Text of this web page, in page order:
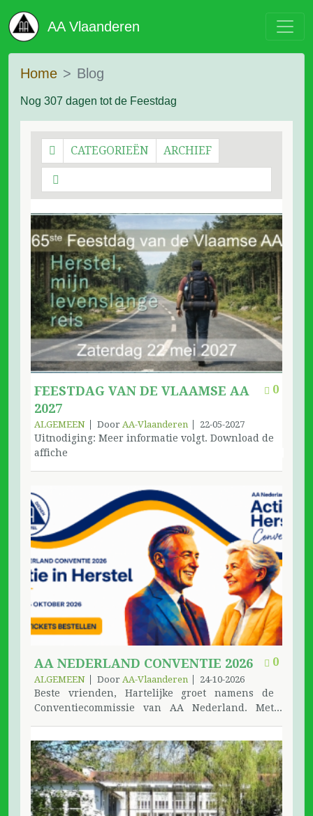
AA Vlaanderen
Home Blog
Nog 307 dagen tot de Feestdag
CATEGORIEËN ARCHIEF
0
FEESTDAG VAN DE VLAAMSE AA
2027
ALGEMEEN Door AA-Vlaanderen 22-05-2027
Uitnodiging: Meer informatie volgt. Download de
affiche
0
AA NEDERLAND CONVENTIE 2026
ALGEMEEN Door AA-Vlaanderen 24-10-2026
Beste vrienden, Hartelijke groet namens de
Conventiecommissie van AA Nederland. Met
Nederland Conventie 2026, die zal plaatsvinden
op zaterdag 24 oktober 2026. De conventie wordt
georganiseerd door AA Nederland, in
samenwerking met AA Intergroup Netherlands
en de Poolstalige Intergroup in Nederland. Onze